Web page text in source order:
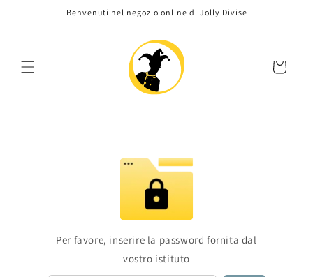
direttamenteBenvenuti nel negozio online di Jolly Divise
Carrello
Per favore, inserire la password fornita dal
vostro istituto